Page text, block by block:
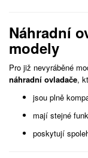
Náhradní
modely
Pro již nevyráběné
náhradní ovladače,
jsou plně
mají stejné
poskytují